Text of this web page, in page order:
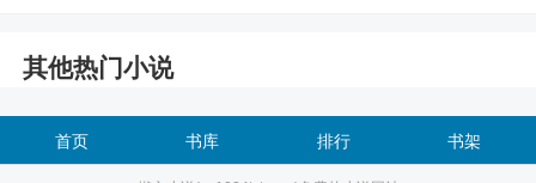
其他热门小说
首页 书库 排行 书架